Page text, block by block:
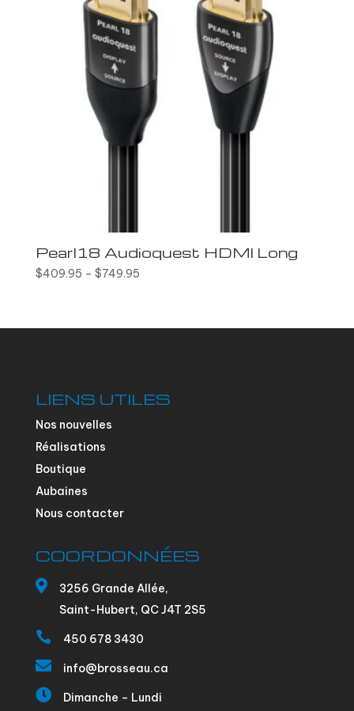
Pearl18 Audioquest HDMI Long
$409.95 – $749.95
LIENS UTILES
Nos nouvelles
Réalisations
Boutique
Aubaines
Nous contacter
COORDONNÉES

3256 Grande Allée,
Saint-Hubert, QC J4T 2S5
 450 678 3430
 info@brosseau.ca

Dimanche – Lundi